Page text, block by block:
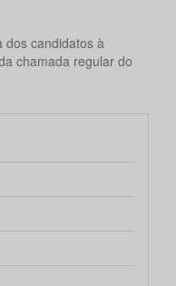
dos candidatos à
chamada regular do